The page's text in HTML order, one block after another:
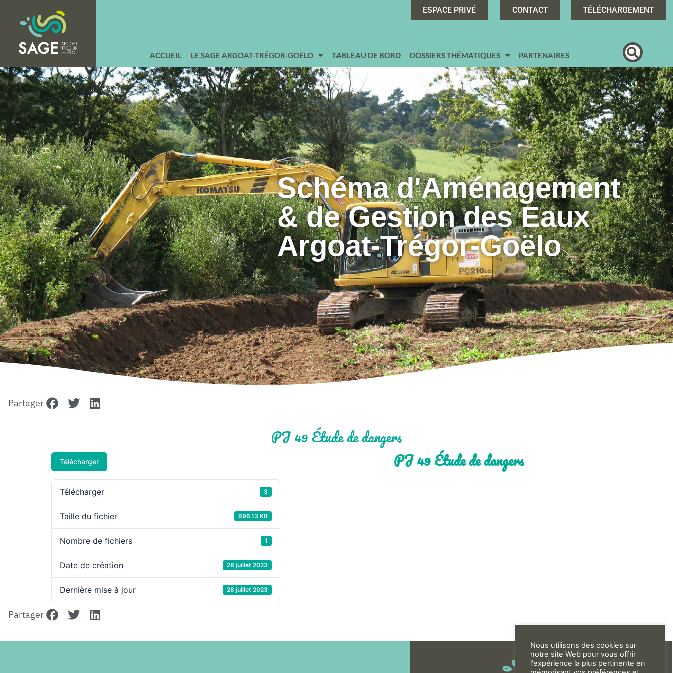
ESPACE PRIVÉ CONTACT TÉLÉCHARGEMENT
ACCUEIL LE SAGE ARGOAT-TRÉGOR-GOËLO TABLEAU DE BORD DOSSIERS THÉMATIQUES PARTENAIRES
Schéma d'Aménagement
& de Gestion des Eaux
Argoat-Trégor-Goëlo
Partager
PJ 49 Étude de dangers
Télécharger
Télécharger 3
Taille du fichier 696.13 KB
Nombre de fichiers 1
Date de création 28 juillet 2023
Dernière mise à jour 28 juillet 2023
PJ 49 Étude de dangers
Partager
Nous utilisons des cookies sur
notre site Web pour vous offrir
l'expérience la plus pertinente en